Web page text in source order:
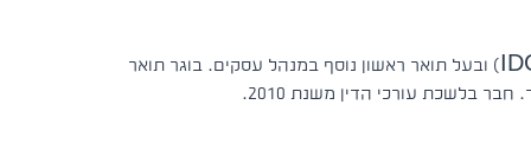
בוגר הפקולטה למשפטים באוניברסיטת רייכמן (המרכז הבינתחומי הרצליה IDC) ובעל תואר ראשון נוסף במנהל עסקים. בוגר תואר
בלשכת עורכי הדין משנת 2010.